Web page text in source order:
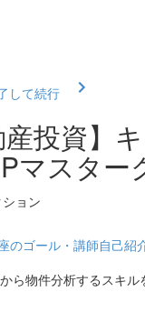
して続行
投資】
マスター
ョン
のゴール・講師自己紹
ら物件分析するスキル